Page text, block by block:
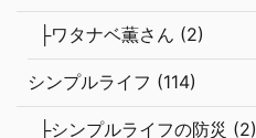
├ワタナベ薫さん (2)
シンプルライフ (114)
├シンプルライフの防災 (2)